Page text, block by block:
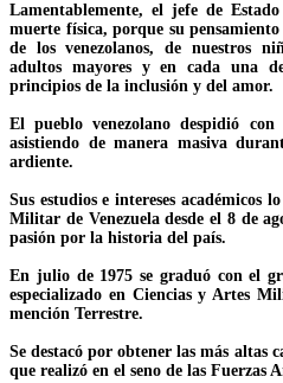
Lamentablemente, el jefe de
muerte física, porque su
de los venezolanos, de nuestros
adultos mayores y en cada una
principios de la inclusión y del amor.
El pueblo venezolano despidió
asistiendo de manera masiva
ardiente.
Sus estudios e intereses académicos
Militar de Venezuela desde el 8 de
pasión por la historia del país.
En julio de 1975 se graduó con el
especializado en Ciencias y Artes
mención Terrestre.
Se destacó por obtener las más altas
que realizó en el seno de las Fuerzas